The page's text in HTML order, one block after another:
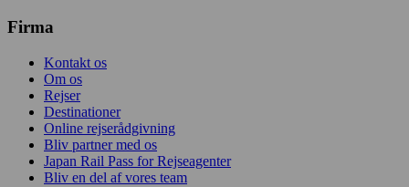
Firma
Kontakt os
Om os
Rejser
Destinationer
Online rejserådgivning
Bliv partner med os
Japan Rail Pass for Rejseagenter
Bliv en del af vores team